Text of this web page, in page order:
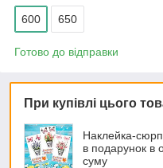
600 650
Готово до відправки
При купівлі цього
Наклейка-
в подарунок в
суму